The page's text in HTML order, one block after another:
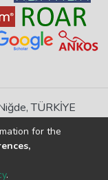
TÜRKİYE
report us
for the
.